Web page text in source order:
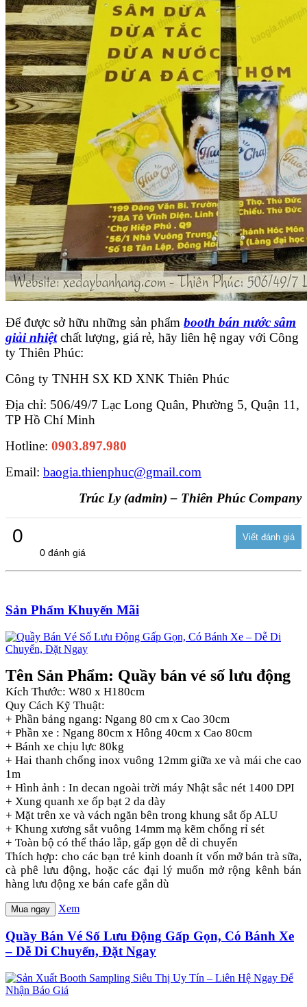
Để được sở hữu những sản phẩm booth bán nước sâm
giải nhiệtchất lượng, giá rẻ, hãy liên hệ ngay với Công
ty Thiên Phúc:
Công ty TNHH SX KD XNK Thiên Phúc
Địa chỉ: 506/49/7 Lạc Long Quân, Phường 5, Quận 11,
TP Hồ Chí Minh
Hotline: 0903.897.980
Email: baogia.thienphuc@gmail.com
Trúc Ly (admin) – Thiên Phúc Company
0
0 đánh giá
Sản Phẩm Khuyến Mãi
Tên Sản Phẩm: Quầy bán vé số lưu động
Kích Thước: W80 x H180cm
Quy Cách Kỹ Thuật:
+ Phần bảng ngang: Ngang 80 cm x Cao 30cm
+ Phần xe : Ngang 80cm x Hông 40cm x Cao 80cm
+ Bánh xe chịu lực 80kg
+ Hai thanh chống inox vuông 12mm giữa xe và mái che cao
1m
+ Hình ảnh : In decan ngoài trời máy Nhật sắc nét 1400 DPI
+ Xung quanh xe ốp bạt 2 da dày
+ Mặt trên xe và vách ngăn bên trong khung sắt ốp ALU
+ Khung xương sắt vuông 14mm mạ kẽm chống rỉ sét
+ Toàn bộ có thể tháo lắp, gấp gọn dễ di chuyển
Thích hợp: cho các bạn trẻ kinh doanh ít vốn mở bán trà sữa,
cà phê lưu động, hoặc các đại lý muốn mở rộng kênh bán
hàng lưu động xe bán cafe gắn dù
Mua ngay Xem
Quầy Bán Vé Số Lưu Động Gấp Gọn, Có Bánh Xe
– Dễ Di Chuyển, Đặt Ngay